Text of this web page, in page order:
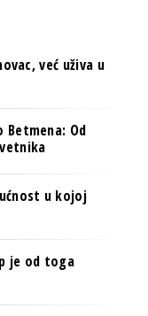
već uživa u
Od
u kojoj
je od toga